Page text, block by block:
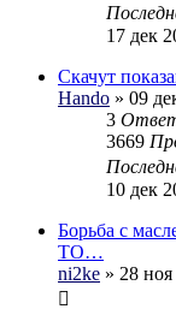
17 дек
Скачут
Hando » 09
3
3669
10 дек
Борьба с
ТО…
ni2ke » 28